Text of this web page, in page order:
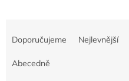
Doporučujeme Nejlevnější
Abecedně